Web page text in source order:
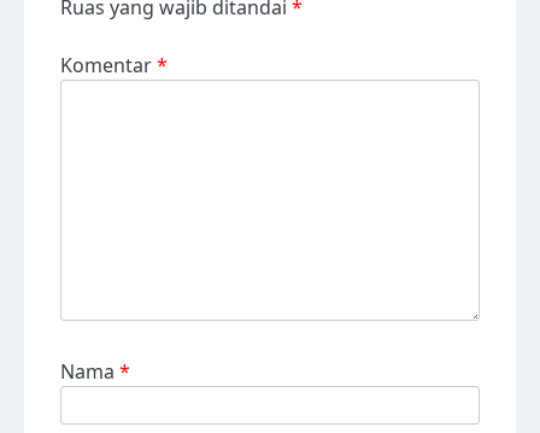
Ruas yang wajib ditandai *
Komentar*
Nama *